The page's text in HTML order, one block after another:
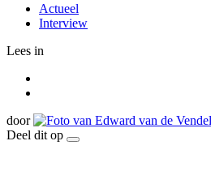
Actueel
Interview
Lees in
door
Deel dit op